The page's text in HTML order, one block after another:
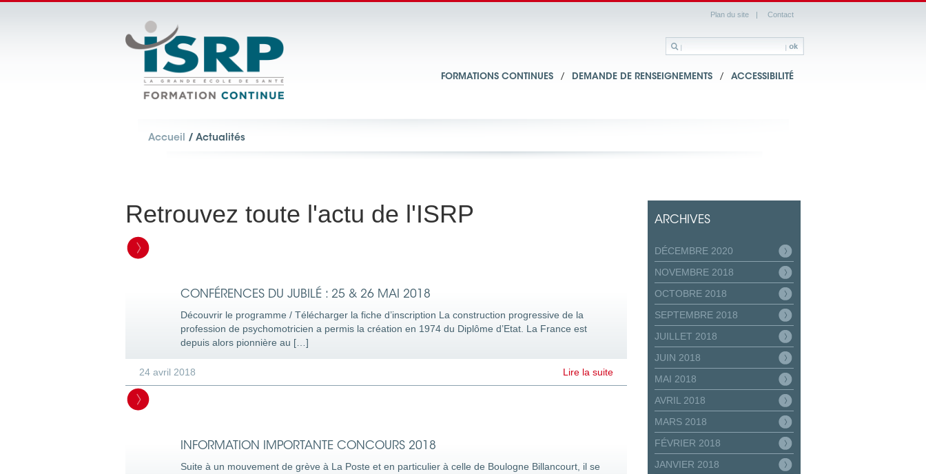
Plan du site | Contact
FORMATIONS CONTINUES / DEMANDE DE RENSEIGNEMENTS / ACCESSIBILITÉ
Accueil / Actualités
Retrouvez toute l'actu de l'ISRP
CONFÉRENCES DU JUBILÉ : 25 & 26 MAI 2018
Découvrir le programme / Télécharger la fiche d’inscription La construction progressive de la
profession de psychomotricien a permis la création en 1974 du Diplôme d’Etat. La France est
depuis alors pionnière au […]
24 avril 2018 Lire la suite
INFORMATION IMPORTANTE CONCOURS 2018
Suite à un mouvement de grève à La Poste et en particulier à celle de Boulogne Billancourt, il se
ARCHIVES
DÉCEMBRE 2020
NOVEMBRE 2018
OCTOBRE 2018
SEPTEMBRE 2018
JUILLET 2018
JUIN 2018
MAI 2018
AVRIL 2018
MARS 2018
FÉVRIER 2018
JANVIER 2018